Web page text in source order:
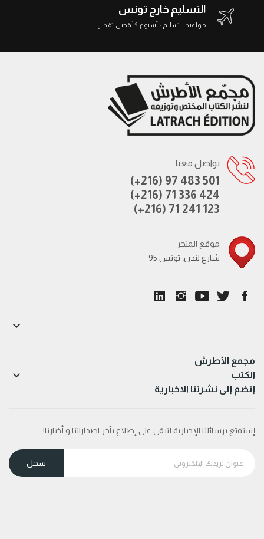
التسليم خارج تونس
مواعيد التسليم : أسبوع كأقصى تقدير
تواصل معنا
(+216) 97 483 501
(+216) 71 336 424
(+216) 71 241 123
موقع المتجر
95 شارع لندن، تونس
مجمع الأطرش

الكتب 
إنضم إلى نشرتنا الاخبارية
إستمتع برسائلنا الإخبارية لتبقى على إطلاع بآخر اصداراتنا و أخبارنا!